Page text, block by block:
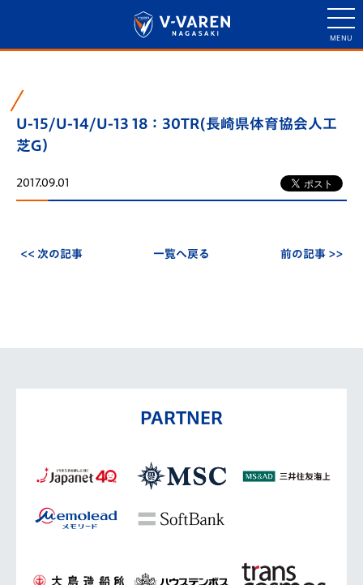
U-15/U-14/U-13 18：30TR(長崎県体育協会人工
芝G）
2017.09.01
<< 次の記事 一覧へ戻る 前の記事 >>
PARTNER